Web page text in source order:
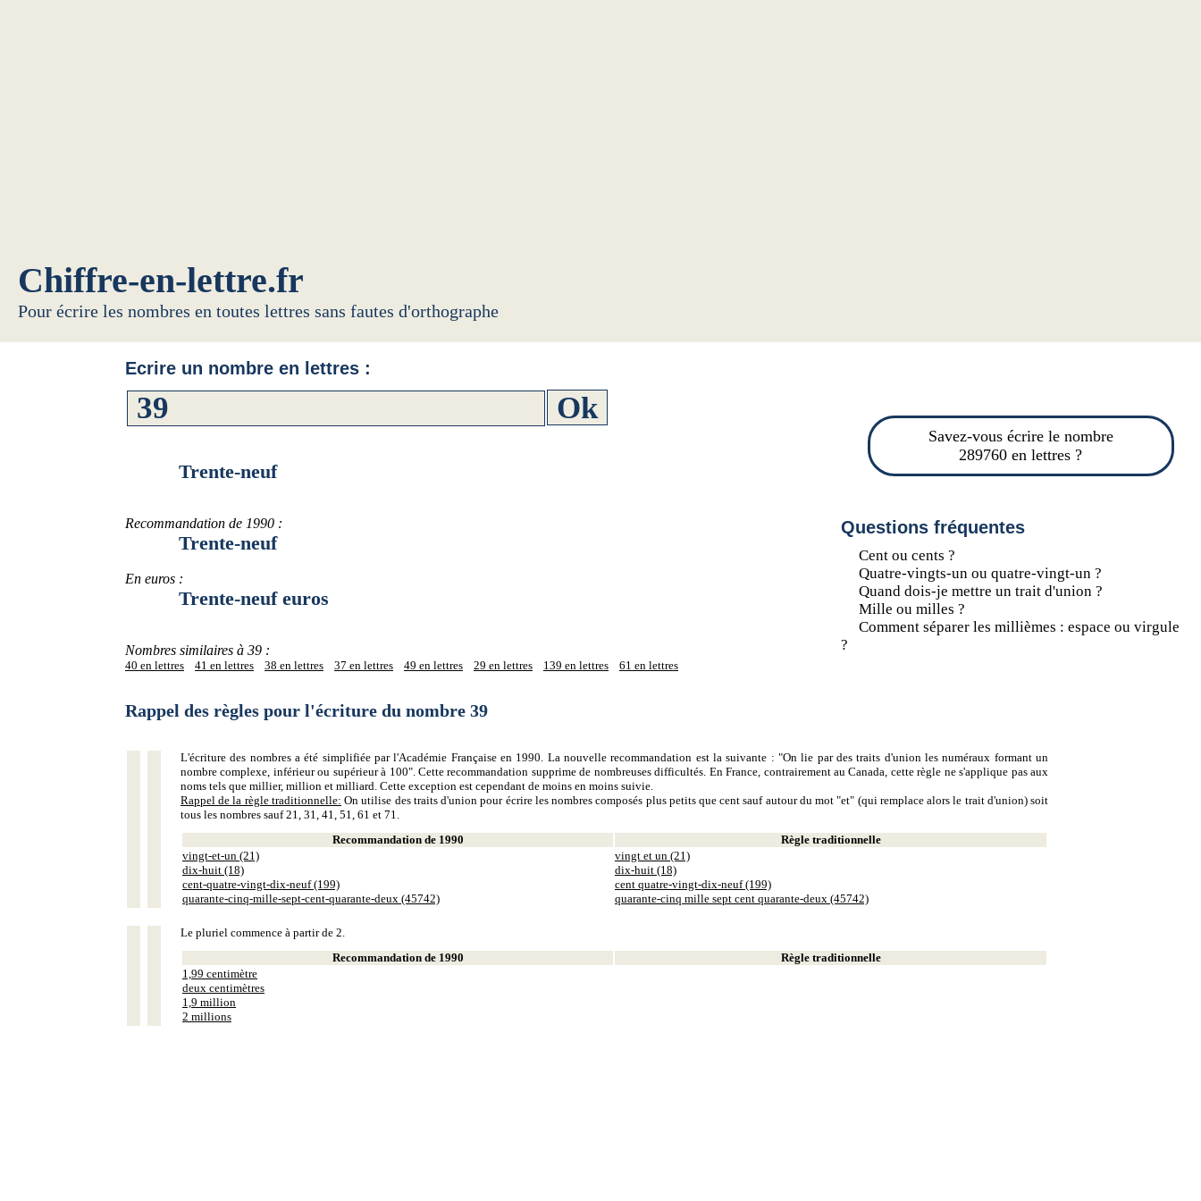
Chiffre-en-lettre.fr
Pour écrire les nombres en toutes lettres sans fautes d'orthographe
Savez-vous écrire le nombre
289760 en lettres ?
Questions fréquentes
Cent ou cents ?
Quatre-vingts-un ou quatre-vingt-un ?
Quand dois-je mettre un trait d'union ?
Mille ou milles ?
Comment séparer les millièmes : espace ou virgule
?
Ecrire un nombre en lettres :
Trente-neuf
Recommandation de 1990 :
Trente-neuf
En euros :
Trente-neuf euros
Nombres similaires à 39 :
40 en lettres 41 en lettres 38 en lettres 37 en lettres 49 en lettres 29 en lettres 139 en lettres 61 en lettres
Rappel des règles pour l'écriture du nombre 39
L'écriture des nombres a été simplifiée par l'Académie Française en 1990. La nouvelle recommandation est la suivante : "On lie par des traits d'union les numéraux formant un
nombre complexe, inférieur ou supérieur à 100". Cette recommandation supprime de nombreuses difficultés. En France, contrairement au Canada, cette règle ne s'applique pas aux
noms tels que millier, million et milliard. Cette exception est cependant de moins en moins suivie.
Rappel de la règle traditionnelle: On utilise des traits d'union pour écrire les nombres composés plus petits que cent sauf autour du mot "et" (qui remplace alors le trait d'union) soit
tous les nombres sauf 21, 31, 41, 51, 61 et 71.
Recommandation de 1990
Règle traditionnelle
vingt-et-un (21)
dix-huit (18)
cent-quatre-vingt-dix-neuf (199)
quarante-cinq-mille-sept-cent-quarante-deux (45742)
vingt et un (21)
dix-huit (18)
cent quatre-vingt-dix-neuf (199)
quarante-cinq mille sept cent quarante-deux (45742)
Le pluriel commence à partir de 2.
Recommandation de 1990
Règle traditionnelle
1,99 centimètre
deux centimètres
1,9 million
2 millions